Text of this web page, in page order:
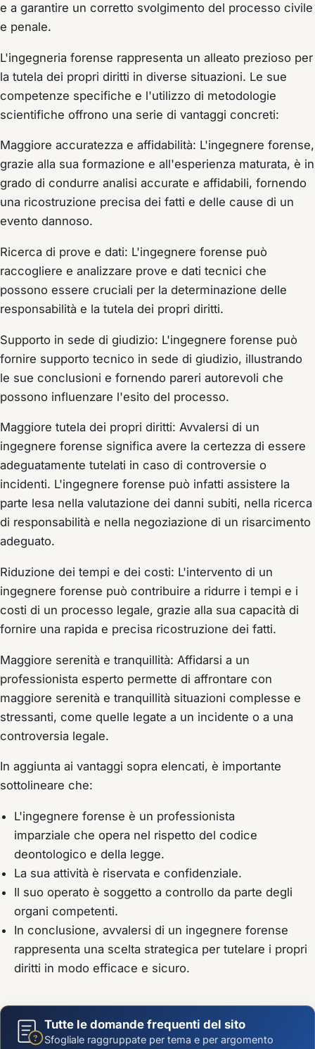
e a garantire un corretto svolgimento del processo civile
e penale.
L'ingegneria forense rappresenta un alleato prezioso per
la tutela dei propri diritti in diverse situazioni. Le sue
competenze specifiche e l'utilizzo di metodologie
scientifiche offrono una serie di vantaggi concreti:
Maggiore accuratezza e affidabilità: L'ingegnere forense,
grazie alla sua formazione e all'esperienza maturata, è in
grado di condurre analisi accurate e affidabili, fornendo
una ricostruzione precisa dei fatti e delle cause di un
evento dannoso.
Ricerca di prove e dati: L'ingegnere forense può
raccogliere e analizzare prove e dati tecnici che
possono essere cruciali per la determinazione delle
responsabilità e la tutela dei propri diritti.
Supporto in sede di giudizio: L'ingegnere forense può
fornire supporto tecnico in sede di giudizio, illustrando
le sue conclusioni e fornendo pareri autorevoli che
possono influenzare l'esito del processo.
Maggiore tutela dei propri diritti: Avvalersi di un
ingegnere forense significa avere la certezza di essere
adeguatamente tutelati in caso di controversie o
incidenti. L'ingegnere forense può infatti assistere la
parte lesa nella valutazione dei danni subiti, nella ricerca
di responsabilità e nella negoziazione di un risarcimento
adeguato.
Riduzione dei tempi e dei costi: L'intervento di un
ingegnere forense può contribuire a ridurre i tempi e i
costi di un processo legale, grazie alla sua capacità di
fornire una rapida e precisa ricostruzione dei fatti.
Maggiore serenità e tranquillità: Affidarsi a un
professionista esperto permette di affrontare con
maggiore serenità e tranquillità situazioni complesse e
stressanti, come quelle legate a un incidente o a una
controversia legale.
In aggiunta ai vantaggi sopra elencati, è importante
sottolineare che:
L'ingegnere forense è un professionista
imparziale che opera nel rispetto del codice
deontologico e della legge.
La sua attività è riservata e confidenziale.
Il suo operato è soggetto a controllo da parte degli
organi competenti.
In conclusione, avvalersi di un ingegnere forense
rappresenta una scelta strategica per tutelare i propri
diritti in modo efficace e sicuro.
?
Tutte le domande frequenti del sito
Sfogliale raggruppate per tema e per argomento